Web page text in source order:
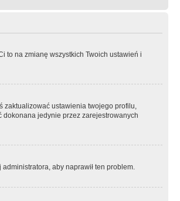
to na zmianę wszystkich Twoich ustawień i
zaktualizować ustawienia twojego profilu,
dokonana jedynie przez zarejestrowanych
aby naprawił ten problem.